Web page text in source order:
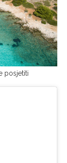
posjetiti